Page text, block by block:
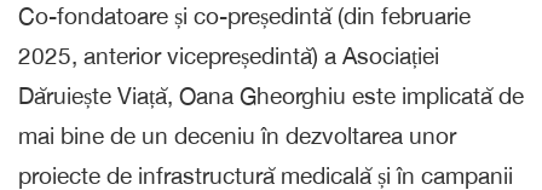
Co-fondatoare și co-președintă (din februarie
2025, anterior vicepreședintă) a Asociației
Dăruiește Viață, Oana Gheorghiu este implicată de
mai bine de un deceniu în dezvoltarea unor
proiecte de infrastructură medicală și în campanii